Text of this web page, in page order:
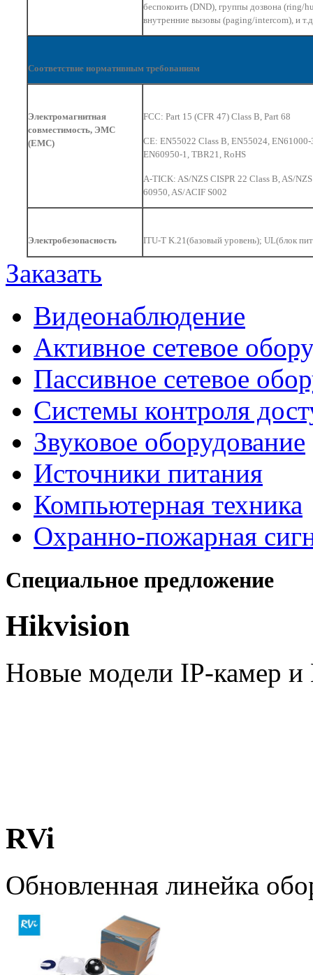
беспокоить (DND), группы дозвона (ring/
внутренние вызовы (paging/intercom), и
Соответствие нормативным требованиям
Электромагнитная
совместимость, ЭМС
(EMC)
FCC: Part 15 (CFR 47) Class B, Part 68
CE: EN55022 Class B, EN55024,
EN60950-1, TBR21, RoHS
A-TICK: AS/NZS CISPR 22 Class B, AS/
60950, AS/ACIF S002
Электробезопасность ITU-T K.21(базовый уровень); UL(блок
Заказать
Видеонаблюдение
Активное сетевое
Пассивное сетевое
Системы контроля
Звуковое оборудование
Источники питания
Компьютерная техника
Охранно-пожарная
Специальное предложение
Hikvision
Новые модели IP-камер и
RVi
Обновленная линейка